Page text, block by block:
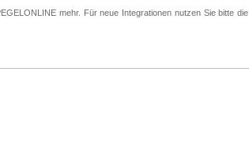
mehr. Für neue Integrationen nutzen Sie bitte die